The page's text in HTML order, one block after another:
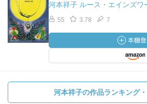
河本祥子 ルース・エインズワ
55 3.78 7
河本祥子の作品ランキング